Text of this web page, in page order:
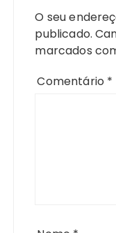
O seu
publicado.
marcados
Comentário *